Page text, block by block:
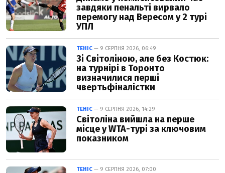
завдяки пенальті вирвало
перемогу над Вересом у 2 турі
УПЛ
ТЕНІС — 9 СЕРПНЯ 2026, 06:49
Зі Світоліною, але без Костюк:
на турнірі в Торонто
визначилися перші
чвертьфіналістки
ТЕНІС — 9 СЕРПНЯ 2026, 14:29
Світоліна вийшла на перше
місце у WTA-турі за ключовим
показником
ТЕНІС — 9 СЕРПНЯ 2026, 07:00